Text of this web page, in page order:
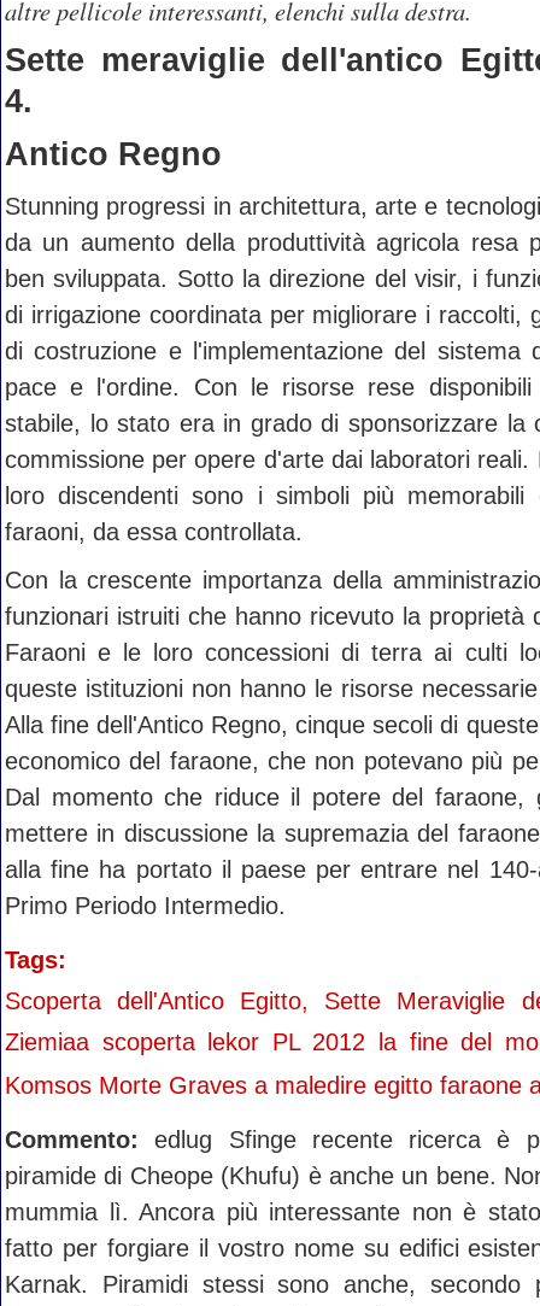
altre pellicole interessanti, elenchi sulla destra.
Sette meraviglie dell'antico
4.
Antico Regno
Stunning progressi in architettura, arte e
da un aumento della produttività agricola resa
ben sviluppata. Sotto la direzione del visir, i
di irrigazione coordinata per migliorare i raccolti,
di costruzione e l'implementazione del
pace e l'ordine. Con le risorse rese
stabile, lo stato era in grado di sponsorizzare la
commissione per opere d'arte dai laboratori
loro discendenti sono i simboli più
faraoni, da essa controllata.
Con la crescente importanza della
funzionari istruiti che hanno ricevuto la
Faraoni e le loro concessioni di terra ai culti
queste istituzioni non hanno le risorse
Alla fine dell'Antico Regno, cinque secoli di
economico del faraone, che non potevano più
Dal momento che riduce il potere del faraone,
mettere in discussione la supremazia del
alla fine ha portato il paese per entrare nel
Primo Periodo Intermedio.
Tags:
Scoperta dell'Antico Egitto, Sette Meraviglie
Ziemiaa scoperta lekor PL 2012 la fine del
Komsos Morte Graves a maledire egitto faraone
Commento:edlug Sfinge recente ricerca è
piramide di Cheope (Khufu) è anche un bene.
mummia lì. Ancora più interessante non è
fatto per forgiare il vostro nome su edifici
Karnak. Piramidi stessi sono anche,